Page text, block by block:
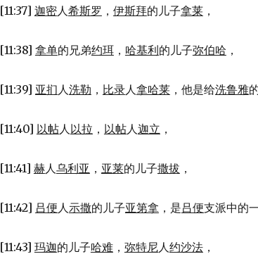
[11:37] 迦密人希斯罗 ， 伊斯拜的儿子拿莱，
[11:38] 拿单的兄弟约珥， 哈基利的儿子弥伯哈 ，
[11:39] 亚扪人洗勒 ， 比录人拿哈莱，他是给洗鲁雅
[11:40] 以帖人以拉 ， 以帖人迦立 ，
[11:41] 赫人乌利亚 ， 亚莱的儿子撒拔 ，
[11:42] 吕便人示撒的儿子亚第拿，是吕便支派中的
[11:43] 玛迦的儿子哈难， 弥特尼人约沙法，